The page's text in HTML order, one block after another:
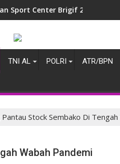
Sport Center Brigif 2 Marinir
TNI AL POLRI ATR/BPN
Stock Sembako Di
Wabah Pandemi